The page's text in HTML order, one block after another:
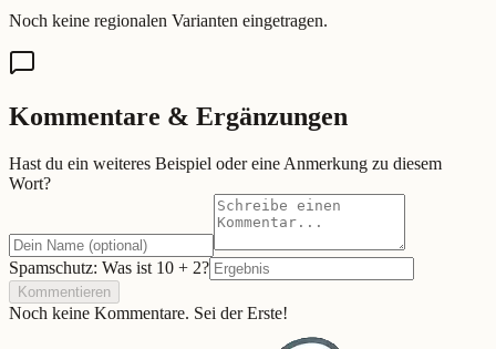
Noch keine regionalen Varianten eingetragen.
Kommentare & Ergänzungen
Hast du ein weiteres Beispiel oder eine Anmerkung zu diesem
Wort?
Spamschutz: Was ist 10 + 2?
Kommentieren
Noch keine Kommentare. Sei der Erste!